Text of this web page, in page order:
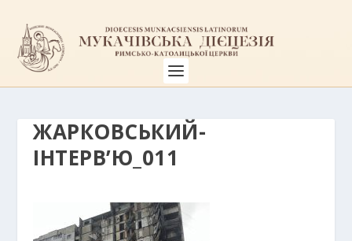
ЖАРКОВСЬКИЙ-
ІНТЕРВ’Ю_011